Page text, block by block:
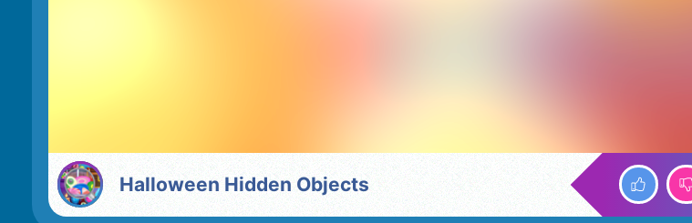
Halloween Hidden Objects